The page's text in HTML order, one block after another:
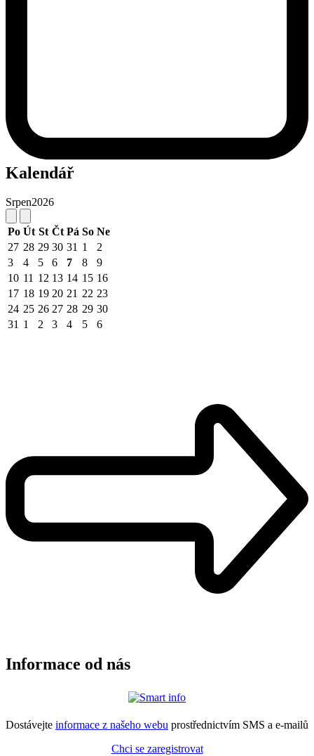
Kalendář
Srpen2026
Po Út St Čt Pá So Ne
27 28 29 30 31 1
2
3
4 5 6 7 8
9
10 11 12 13 14 15 16
17 18 19 20 21 22 23
24 25 26 27 28 29 30
31 1 2 3 4 5 6
Informace od nás
Dostávejte informace z našeho webu prostřednictvím SMS a e-mailů
Chci se zaregistrovat